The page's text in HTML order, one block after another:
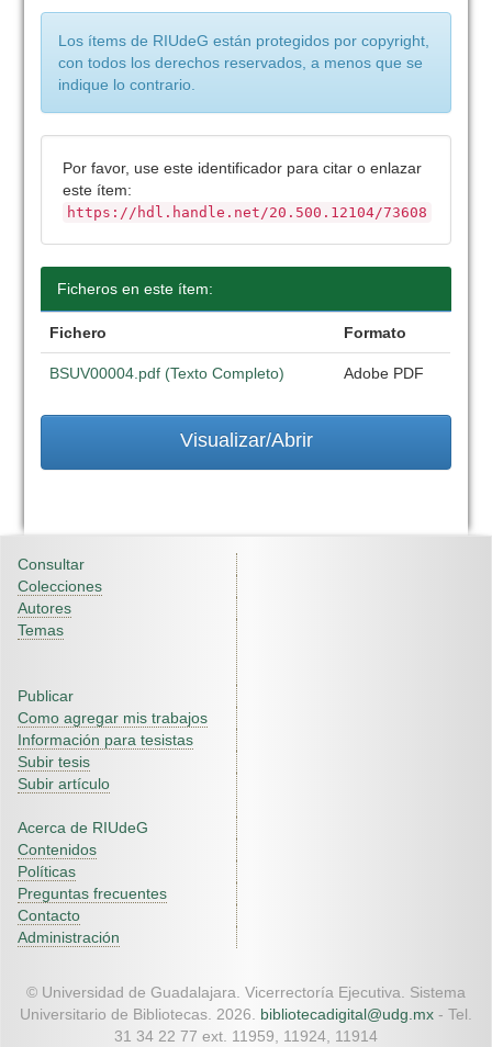
Los ítems de RIUdeG están protegidos por copyright,
con todos los derechos reservados, a menos que se
indique lo contrario.
Por favor, use este identificador para citar o enlazar
este ítem:
https://hdl.handle.net/20.500.12104/73608
Ficheros en este ítem:
Fichero Formato
BSUV00004.pdf (Texto Completo) Adobe PDF
Visualizar/Abrir
Consultar
Colecciones
Autores
Temas
Publicar
Como agregar mis trabajos
Información para tesistas
Subir tesis
Subir artículo
Acerca de RIUdeG
Contenidos
Políticas
Preguntas frecuentes
Contacto
Administración
© Universidad de Guadalajara. Vicerrectoría Ejecutiva. Sistema
Universitario de Bibliotecas. 2026. bibliotecadigital@udg.mx - Tel.
31 34 22 77 ext. 11959, 11924, 11914